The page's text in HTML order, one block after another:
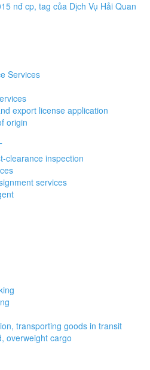
Services
export license application
origin
clearance inspection
services
transporting goods in transit
overweight cargo